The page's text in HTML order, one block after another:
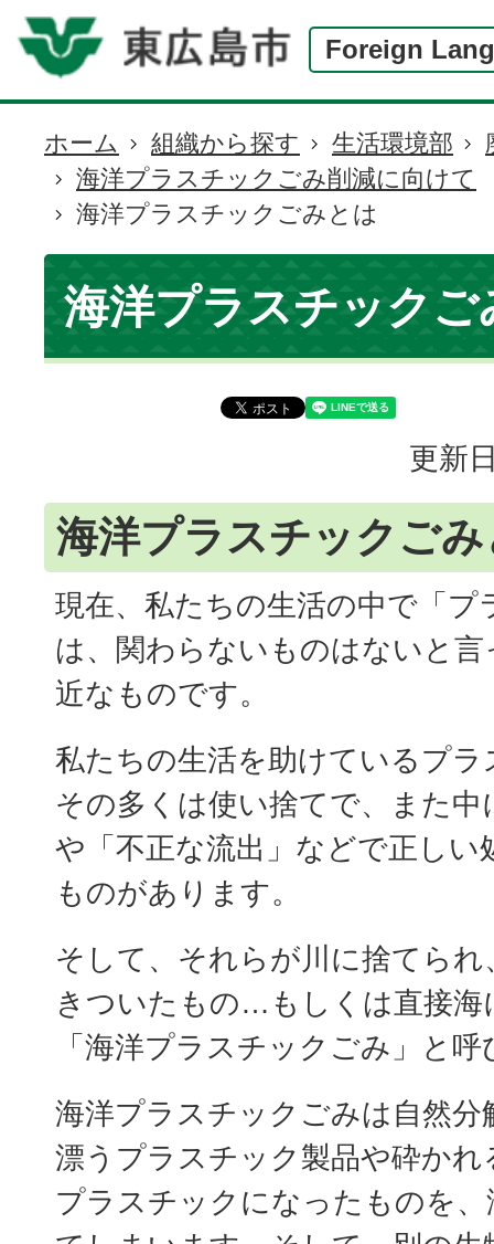
Foreign
現
在
の
位
置
ホーム 組織から探す 生活環境部
海洋プラスチックごみ削減に向けて
海洋プラスチックごみとは
海洋プラスチックご
更新
海洋プラスチックご
現在、私たちの生活の中で「プ
は、関わらないものはないと
近なものです。
私たちの生活を助けているプ
その多くは使い捨てで、また
や「不正な流出」などで正しい
ものがあります。
そして、それらが川に捨てら
きついたもの…もしくは直接海
「海洋プラスチックごみ」と
海洋プラスチックごみは自然分
漂うプラスチック製品や砕か
プラスチックになったものを